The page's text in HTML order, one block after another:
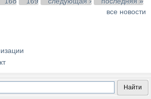
все новости